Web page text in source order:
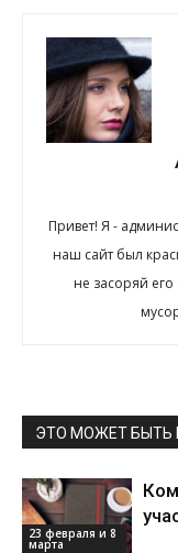
Привет! Я -
наш сайт был
не засоряй
ЭТО МОЖЕТ БЫТЬ
23 февраля и 8
марта